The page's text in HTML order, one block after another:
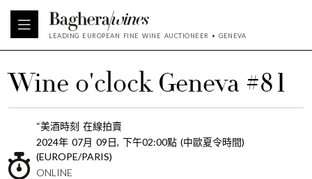
LEADING EUROPEAN FINE WINE AUCTIONEER • GENEVA
Wine o'clock Geneva #81
“美酒時刻 在線拍賣
2024年 07月 09日, 下午02:00點 (中歐夏令時間)
(EUROPE/PARIS)
ONLINE